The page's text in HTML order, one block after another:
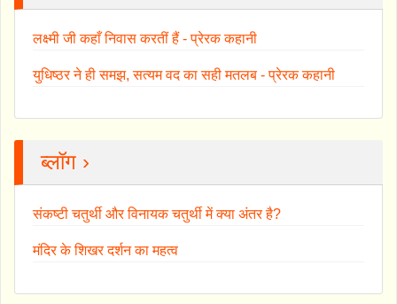
लक्ष्मी जी कहाँ निवास करतीं हैं - प्रेरक कहानी
युधिष्ठर ने ही समझ, सत्यम वद का सही मतलब - प्रेरक कहानी
ब्लॉग ›
संकष्टी चतुर्थी और विनायक चतुर्थी में क्या अंतर है?
मंदिर के शिखर दर्शन का महत्व